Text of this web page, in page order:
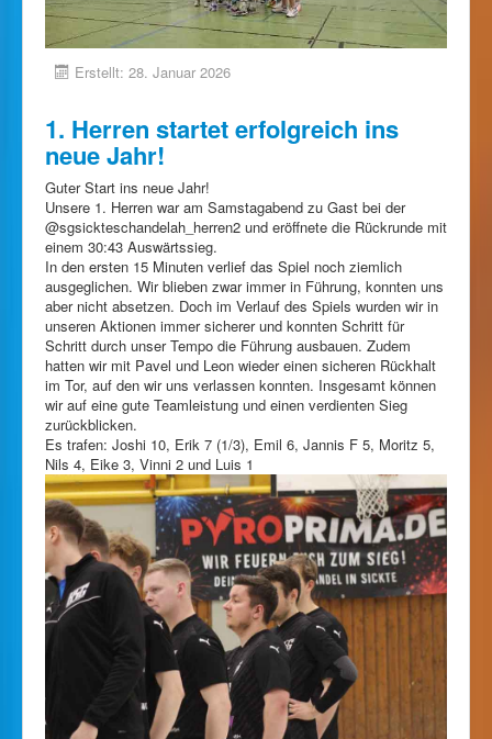
Erstellt: 28. Januar 2026
1. Herren startet erfolgreich ins
neue Jahr!
Guter Start ins neue Jahr!
Unsere 1. Herren war am Samstagabend zu Gast bei der
@sgsickteschandelah_herren2 und eröffnete die Rückrunde mit
einem 30:43 Auswärtssieg.
In den ersten 15 Minuten verlief das Spiel noch ziemlich
ausgeglichen. Wir blieben zwar immer in Führung, konnten uns
aber nicht absetzen. Doch im Verlauf des Spiels wurden wir in
unseren Aktionen immer sicherer und konnten Schritt für
Schritt durch unser Tempo die Führung ausbauen. Zudem
hatten wir mit Pavel und Leon wieder einen sicheren Rückhalt
im Tor, auf den wir uns verlassen konnten. Insgesamt können
wir auf eine gute Teamleistung und einen verdienten Sieg
zurückblicken.
Es trafen: Joshi 10, Erik 7 (1/3), Emil 6, Jannis F 5, Moritz 5,
Nils 4, Eike 3, Vinni 2 und Luis 1